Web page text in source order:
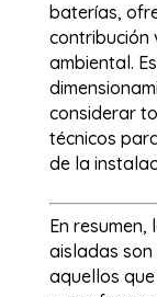
baterías,
contribución
ambiental.
considerar
técnicos
de la
En
aisladas
aquellos